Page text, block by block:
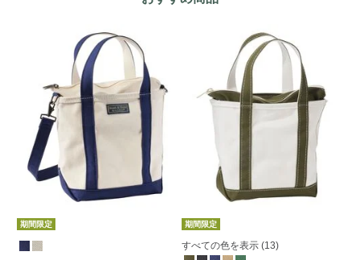
期間限定 期間限定
すべての色を表示 (13)